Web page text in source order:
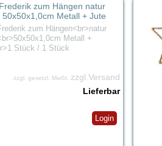
zum Hängen natur
50x50x1,0cm Metall + Jute
zum Hängen<br>natur
Metall +
Stück / 1 Stück
zzgl. gesetzl. MwSt.
zzgl.Versand
Lieferbar
Login